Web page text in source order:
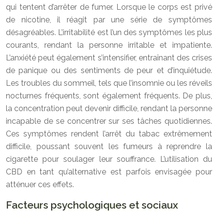
qui tentent d’arrêter de fumer. Lorsque le corps est privé
de nicotine, il réagit par une série de symptômes
désagréables. L’irritabilité est l’un des symptômes les plus
courants, rendant la personne irritable et impatiente.
L’anxiété peut également s’intensifier, entraînant des crises
de panique ou des sentiments de peur et d’inquiétude.
Les troubles du sommeil, tels que l’insomnie ou les réveils
nocturnes fréquents, sont également fréquents. De plus,
la concentration peut devenir difficile, rendant la personne
incapable de se concentrer sur ses tâches quotidiennes.
Ces symptômes rendent l’arrêt du tabac extrêmement
difficile, poussant souvent les fumeurs à reprendre la
cigarette pour soulager leur souffrance. L’utilisation du
CBD en tant qu’alternative est parfois envisagée pour
atténuer ces effets.
Facteurs psychologiques et sociaux